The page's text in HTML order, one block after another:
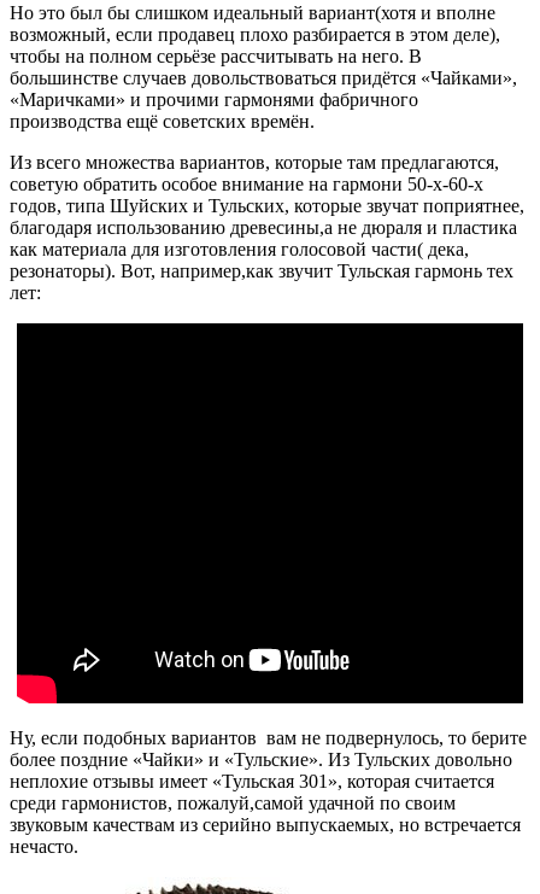
Но это был бы слишком идеальный вариант(хотя и вполне
возможный, если продавец плохо разбирается в этом деле),
чтобы на полном серьёзе рассчитывать на него. В
большинстве случаев довольствоваться придётся «Чайками»,
«Маричками» и прочими гармонями фабричного
производства ещё советских времён.
Из всего множества вариантов, которые там предлагаются,
советую обратить особое внимание на гармони 50-х-60-х
годов, типа Шуйских и Тульских, которые звучат поприятнее,
благодаря использованию древесины,а не дюраля и пластика
как материала для изготовления голосовой части( дека,
резонаторы). Вот, например,как звучит Тульская гармонь тех
лет:
Ну, если подобных вариантов вам не подвернулось, то берите
более поздние «Чайки» и «Тульские». Из Тульских довольно
неплохие отзывы имеет «Тульская 301», которая считается
среди гармонистов, пожалуй,самой удачной по своим
звуковым качествам из серийно выпускаемых, но встречается
нечасто.